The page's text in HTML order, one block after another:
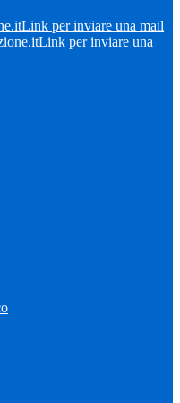
Link per inviare una mail
Link per inviare una